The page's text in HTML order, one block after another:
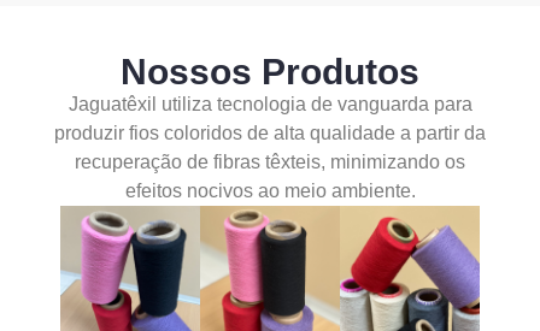
Nossos Produtos
Jaguatêxil utiliza tecnologia de vanguarda para
produzir fios coloridos de alta qualidade a partir da
recuperação de fibras têxteis, minimizando os
efeitos nocivos ao meio ambiente.